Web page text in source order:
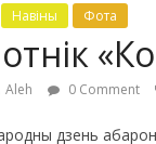
Навіны Фота
Aleh 0 Comment
дзень